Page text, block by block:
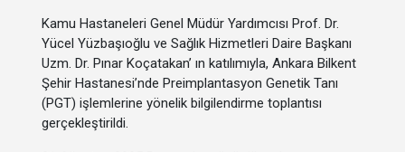
Kamu Hastaneleri Genel Müdür Yardımcısı Prof. Dr.
Yücel Yüzbaşıoğlu ve Sağlık Hizmetleri Daire Başkanı
Uzm. Dr. Pınar Koçatakan’ ın katılımıyla, Ankara Bilkent
Şehir Hastanesi’nde Preimplantasyon Genetik Tanı
(PGT) işlemlerine yönelik bilgilendirme toplantısı
gerçekleştirildi.